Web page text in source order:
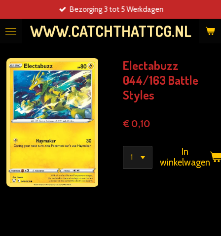
direct
naar
WWW.CATCHTHATTCG.NL
Bezorging 3 tot 5 Werkdagen
Electabuzz
044/163 Battle
Styles
€ 0,10
In
winkelwagen